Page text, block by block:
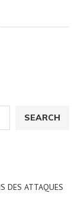
SEARCH
DES ATTAQUES